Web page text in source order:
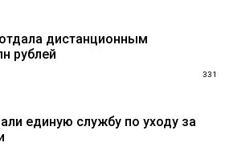
дистанционным
рублей
331
единую службу по уходу за